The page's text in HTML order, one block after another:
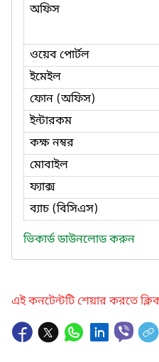
অফিস
ওয়েব পোর্টল
ইমেইল
ফোন (অফিস)
ইন্টারকম
কক্ষ নম্বর
মোবাইল
ফ্যাক্স
ব্যাচ (বিসিএস)
ভিকার্ড ডাউনলোড করুন
এই কনটেন্টটি শেয়ার করতে